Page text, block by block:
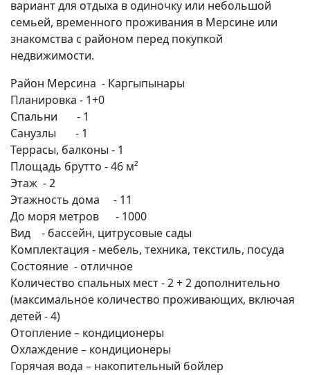
вариант для отдыха в одиночку или небольшой
семьей, временного проживания в Мерсине или
знакомства с районом перед покупкой
недвижимости.
Район Мерсина - Каргыпынары
Планировка - 1+0
Спальни - 1
Санузлы - 1
Террасы, балконы - 1
Площадь брутто - 46 м²
Этаж - 2
Этажность дома - 11
До моря метров - 1000
Вид - бассейн, цитрусовые сады
Комплектация - мебель, техника, текстиль, посуда
Состояние - отличное
Количество спальных мест - 2 + 2 дополнительно
(максимальное количество проживающих, включая
детей - 4)
Отопление – кондиционеры
Охлаждение – кондиционеры
Горячая вода – накопительный бойлер